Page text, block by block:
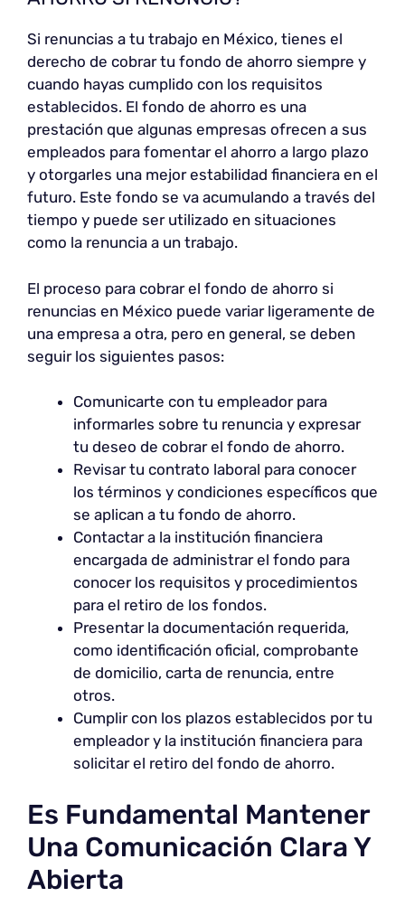
Si renuncias a tu trabajo en México, tienes el
derecho de cobrar tu fondo de ahorro siempre y
cuando hayas cumplido con los requisitos
establecidos. El fondo de ahorro es una
prestación que algunas empresas ofrecen a sus
empleados para fomentar el ahorro a largo plazo
y otorgarles una mejor estabilidad financiera en el
futuro. Este fondo se va acumulando a través del
tiempo y puede ser utilizado en situaciones
como la renuncia a un trabajo.
El proceso para cobrar el fondo de ahorro si
renuncias en México puede variar ligeramente de
una empresa a otra, pero en general, se deben
seguir los siguientes pasos:
Comunicarte con tu empleador para
informarles sobre tu renuncia y expresar
tu deseo de cobrar el fondo de ahorro.
Revisar tu contrato laboral para conocer
los términos y condiciones específicos que
se aplican a tu fondo de ahorro.
Contactar a la institución financiera
encargada de administrar el fondo para
conocer los requisitos y procedimientos
para el retiro de los fondos.
Presentar la documentación requerida,
como identificación oficial, comprobante
de domicilio, carta de renuncia, entre
otros.
Cumplir con los plazos establecidos por tu
empleador y la institución financiera para
solicitar el retiro del fondo de ahorro.
Es Fundamental Mantener
Una Comunicación Clara Y
Abierta